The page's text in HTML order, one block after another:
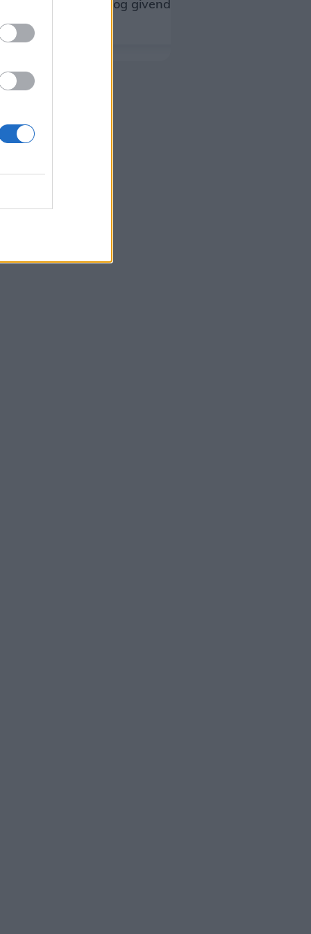
hjælpsom og givende